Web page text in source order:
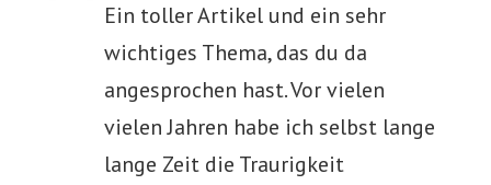
Ein toller Artikel und ein sehr
wichtiges Thema, das du da
angesprochen hast. Vor vielen
vielen Jahren habe ich selbst lange
lange Zeit die Traurigkeit